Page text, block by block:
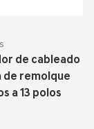
de cableado
de remolque
a 13 polos